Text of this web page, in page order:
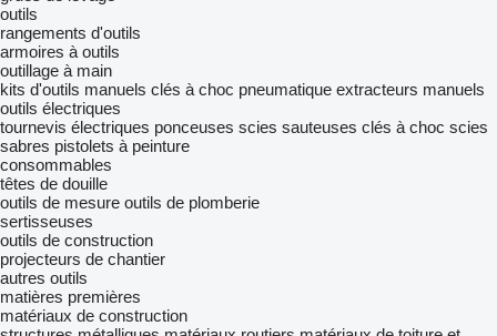
outils
rangements d'outils
armoires à outils
outillage à main
kits d'outils manuels clés à choc pneumatique extracteurs manuels
outils électriques
tournevis électriques ponceuses scies sauteuses clés à choc scies
sabres pistolets à peinture
consommables
têtes de douille
outils de mesure outils de plomberie
sertisseuses
outils de construction
projecteurs de chantier
autres outils
matières premières
matériaux de construction